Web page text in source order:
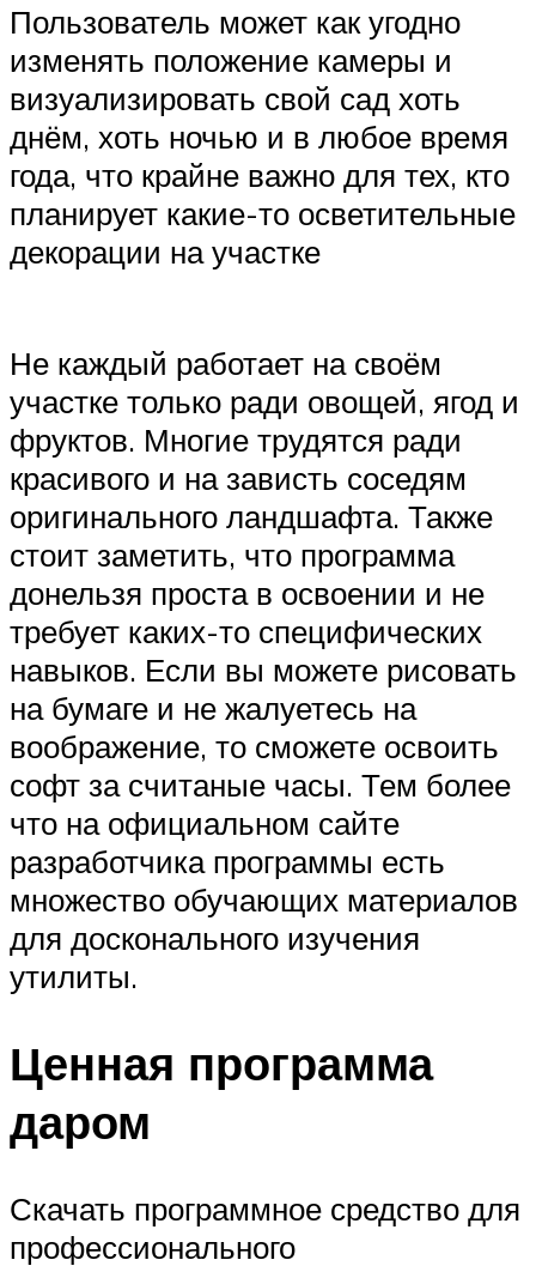
Пользователь может как угодно
изменять положение камеры и
визуализировать свой сад хоть
днём, хоть ночью и в любое время
года, что крайне важно для тех, кто
планирует какие-то осветительные
декорации на участке
Не каждый работает на своём
участке только ради овощей, ягод и
фруктов. Многие трудятся ради
красивого и на зависть соседям
оригинального ландшафта. Также
стоит заметить, что программа
донельзя проста в освоении и не
требует каких-то специфических
навыков. Если вы можете рисовать
на бумаге и не жалуетесь на
воображение, то сможете освоить
софт за считаные часы. Тем более
что на официальном сайте
разработчика программы есть
множество обучающих материалов
для досконального изучения
утилиты.
Ценная программа
даром
Скачать программное средство для
профессионального